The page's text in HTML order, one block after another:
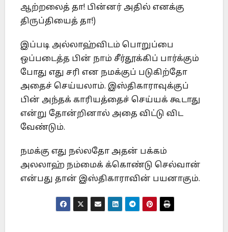
ஆற்றலைத் தா! பின்னர் அதில் எனக்கு
திருப்தியைத் தா!)
இப்படி அல்லாஹ்விடம் பொறுப்பை
ஒப்படைத்த பின் நாம் சீர்தூக்கிப் பார்க்கும்
போது எது சரி என நமக்குப் படுகிற்தோ
அதைச் செய்யலாம். இஸ்திகாராவுக்குப்
பின் அந்தக் காரியத்தைச் செய்யக் கூடாது
என்று தோன்றினால் அதை விட்டு விட
வேண்டும்.
நமக்கு எது நல்லதோ அதன் பக்கம்
அலலாஹ் நம்மைக் க்கொண்டு செல்வான்
என்பது தான் இஸ்திகாராவின் பயனாகும்.